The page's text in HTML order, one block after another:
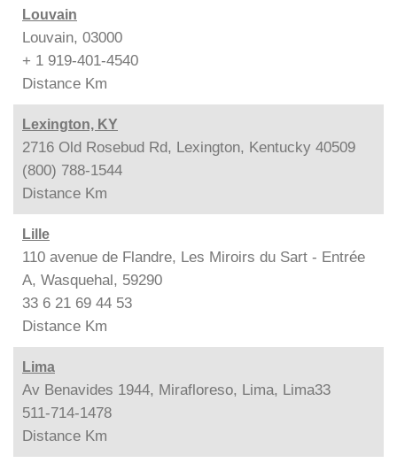
Louvain
Louvain, 03000
+ 1 919-401-4540
Distance Km
Lexington, KY
2716 Old Rosebud Rd, Lexington, Kentucky 40509
(800) 788-1544
Distance Km
Lille
110 avenue de Flandre, Les Miroirs du Sart - Entrée
A, Wasquehal, 59290
33 6 21 69 44 53
Distance Km
Lima
Av Benavides 1944, Mirafloreso, Lima, Lima33
511-714-1478
Distance Km